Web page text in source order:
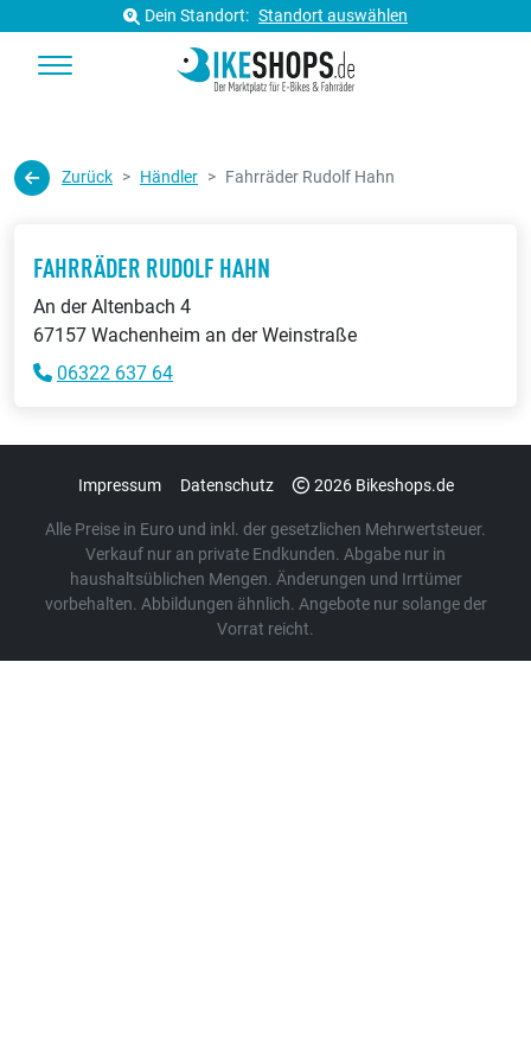
Dein Standort: Standort auswählen
Zurück Händler Fahrräder Rudolf Hahn
FAHRRÄDER RUDOLF HAHN
An der Altenbach 4
67157 Wachenheim an der Weinstraße
06322 637 64
Impressum Datenschutz 2026 Bikeshops.de
Alle Preise in Euro und inkl. der gesetzlichen Mehrwertsteuer.
Verkauf nur an private Endkunden. Abgabe nur in
haushaltsüblichen Mengen. Änderungen und Irrtümer
vorbehalten. Abbildungen ähnlich. Angebote nur solange der
Vorrat reicht.